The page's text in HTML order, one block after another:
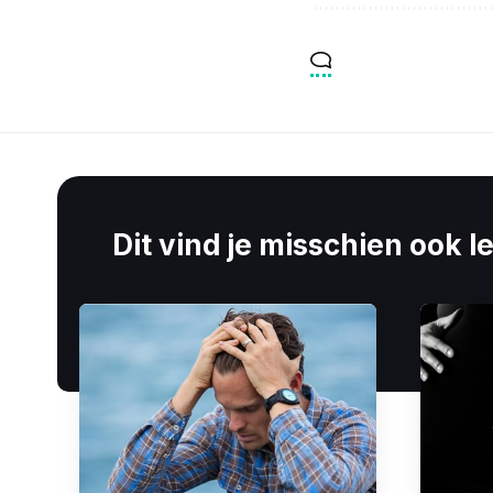
Dit vind je misschien ook